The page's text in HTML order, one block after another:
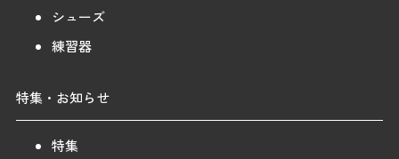
シューズ
練習器
特集・お知らせ
特集